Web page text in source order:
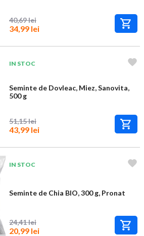
40,69 lei
34,99 lei
IN STOC
Seminte de Dovleac, Miez, Sanovita,
500 g
51,15 lei
43,99 lei
IN STOC
Seminte de Chia BIO, 300 g, Pronat
24,41 lei
20,99 lei